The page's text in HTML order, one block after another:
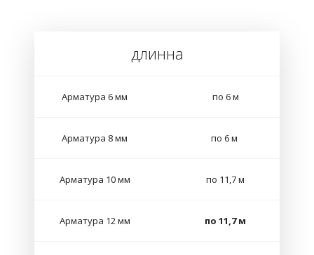
длинна
Арматура 6 мм по 6 м
Арматура 8 мм по 6 м
Арматура 10 мм по 11,7 м
Арматура 12 мм по 11,7 м